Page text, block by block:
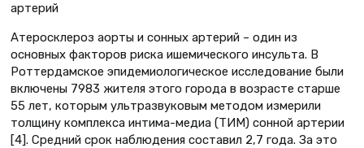
артерий
Атеросклероз аорты и сонных артерий – один из
основных факторов риска ишемического инсульта. В
Роттердамское эпидемиологическое исследование были
включены 7983 жителя этого города в возрасте старше
55 лет, которым ультразвуковым методом измерили
толщину комплекса интима-медиа (ТИМ) сонной артерии
[4]. Средний срок наблюдения составил 2,7 года. За это